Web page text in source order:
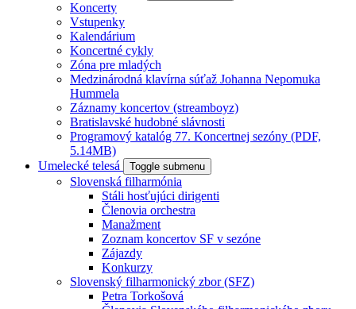
Koncerty
Vstupenky
Kalendárium
Koncertné cykly
Zóna pre mladých
Medzinárodná klavírna súťaž Johanna Nepomuka
Hummela
Záznamy koncertov (streamboyz)
Bratislavské hudobné slávnosti
Programový katalóg 77. Koncertnej sezóny (PDF,
5.14MB)
Umelecké telesá
Toggle submenu
Slovenská filharmónia
Stáli hosťujúci dirigenti
Členovia orchestra
Manažment
Zoznam koncertov SF v sezóne
Zájazdy
Konkurzy
Slovenský filharmonický zbor (SFZ)
Petra Torkošová